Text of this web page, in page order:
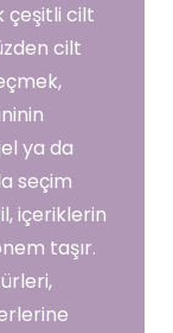
çeşitli cilt
cilt
ya da
seçim
içeriklerin
taşır.